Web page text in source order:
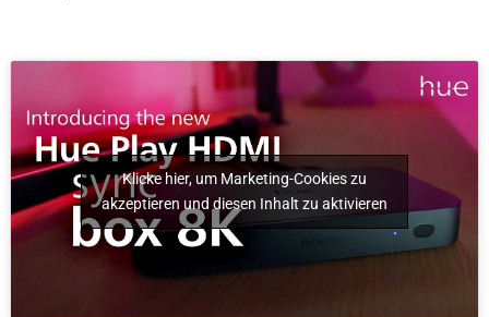
Klicke hier, um Marketing-Cookies zu
akzeptieren und diesen Inhalt zu aktivieren